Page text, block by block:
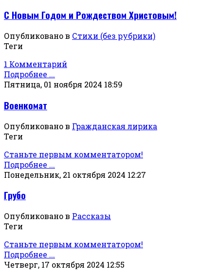
С Новым Годом и Рождеством Христовым!
Опубликовано в Стихи (без рубрики)
Теги
1 Комментарий
Подробнее ...
Пятница, 01 ноября 2024 18:59
Военкомат
Опубликовано в Гражданская лирика
Теги
Станьте первым комментатором!
Подробнее ...
Понедельник, 21 октября 2024 12:27
Грубо
Опубликовано в Рассказы
Теги
Станьте первым комментатором!
Подробнее ...
Четверг, 17 октября 2024 12:55